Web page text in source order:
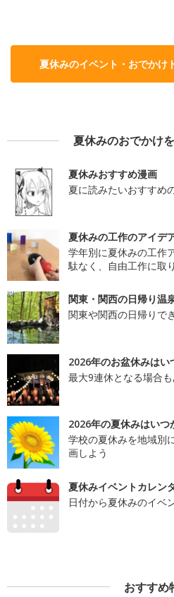
夏休みのイベント・おでかけ
夏休みのおでかけ
夏休みおすすめ漫画
夏に読みたいおすすめ
夏休みの工作のアイデ
学年別に夏休みの工作
駄なく、自由工作に取
関東・関西の日帰り温
関東や関西の日帰りで
2026年のお盆休みはい
最大9連休となる場合も
2026年の夏休みはいつ
学校の夏休みを地域別
画しよう
夏休みイベントカレン
日付から夏休みのイベ
おすすめ